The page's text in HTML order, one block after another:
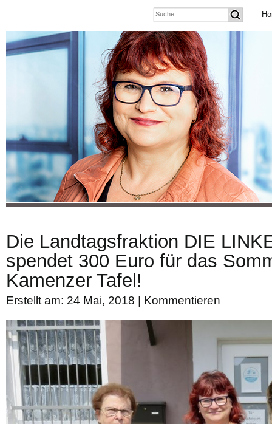
Die Landtagsfraktion DIE
spendet 300 Euro für das
Kamenzer Tafel!
Erstellt am: 24 Mai, 2018 | Kommentieren